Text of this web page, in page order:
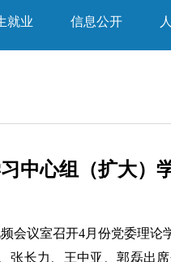
就业 信息公开
中心组（扩大）
会议室召开4月份党委理
张长力、王中亚、郭磊出